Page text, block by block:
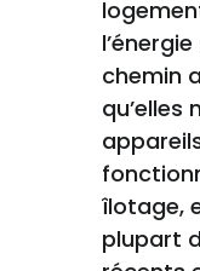
chemin
qu’elles
îlotage,
plupart